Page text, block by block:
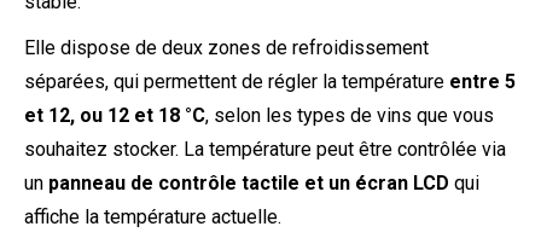
Elle dispose de deux zones de refroidissement
séparées, qui permettent de régler la température entre 5
et 12, ou 12 et 18 °C, selon les types de vins que vous
souhaitez stocker. La température peut être contrôlée via
un panneau de contrôle tactile et un écran LCD qui
affiche la température actuelle.